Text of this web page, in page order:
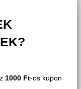
1000 Ft-os kupon